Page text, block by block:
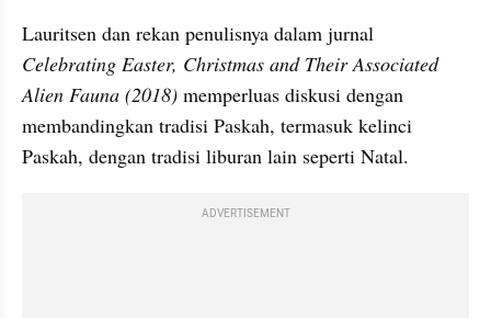
Celebrating Easter, Christmas and Their Associated
Alien Fauna (2018) memperluas diskusi dengan
membandingkan tradisi Paskah, termasuk kelinci
Paskah, dengan tradisi liburan lain seperti Natal.
ADVERTISEMENT